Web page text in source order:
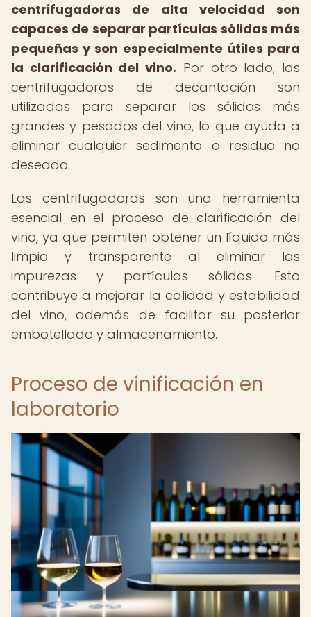
centrifugadoras de alta velocidad son
capaces de separar partículas sólidas más
pequeñas y son especialmente útiles para
la clarificación del vino. Por otro lado, las
centrifugadoras de decantación son
utilizadas para separar los sólidos más
grandes y pesados del vino, lo que ayuda a
eliminar cualquier sedimento o residuo no
deseado.
Las centrifugadoras son una herramienta
esencial en el proceso de clarificación del
vino, ya que permiten obtener un líquido más
limpio y transparente al eliminar las
impurezas y partículas sólidas. Esto
contribuye a mejorar la calidad y estabilidad
del vino, además de facilitar su posterior
embotellado y almacenamiento.
Proceso de vinificación en
laboratorio